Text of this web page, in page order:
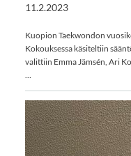
11.2.2023
Kuopion Taekwondon
Kokouksessa käsiteltiin
valittiin Emma Jämsén, Ari